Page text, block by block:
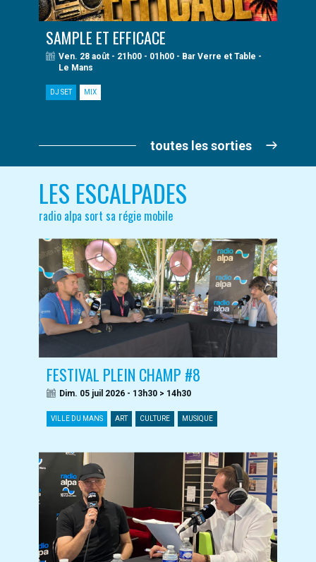
SAMPLE ET EFFICACE
Ven. 28 août - 21h00 - 01h00 - Bar Verre et Table -
Le Mans
DJ SET MIX
toutes les sorties
LES ESCALPADES
radio alpa sort sa régie mobile
FESTIVAL PLEIN CHAMP #8
Dim. 05 juil 2026 - 13h30 > 14h30
VILLE DU MANS ART CULTURE MUSIQUE